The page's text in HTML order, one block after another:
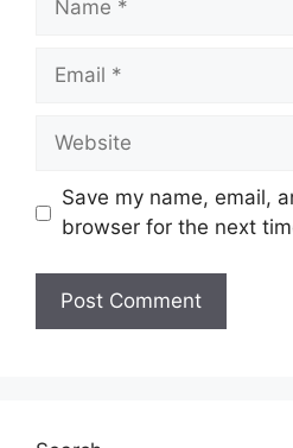
Email
Website
Save my name, email,
browser for the next